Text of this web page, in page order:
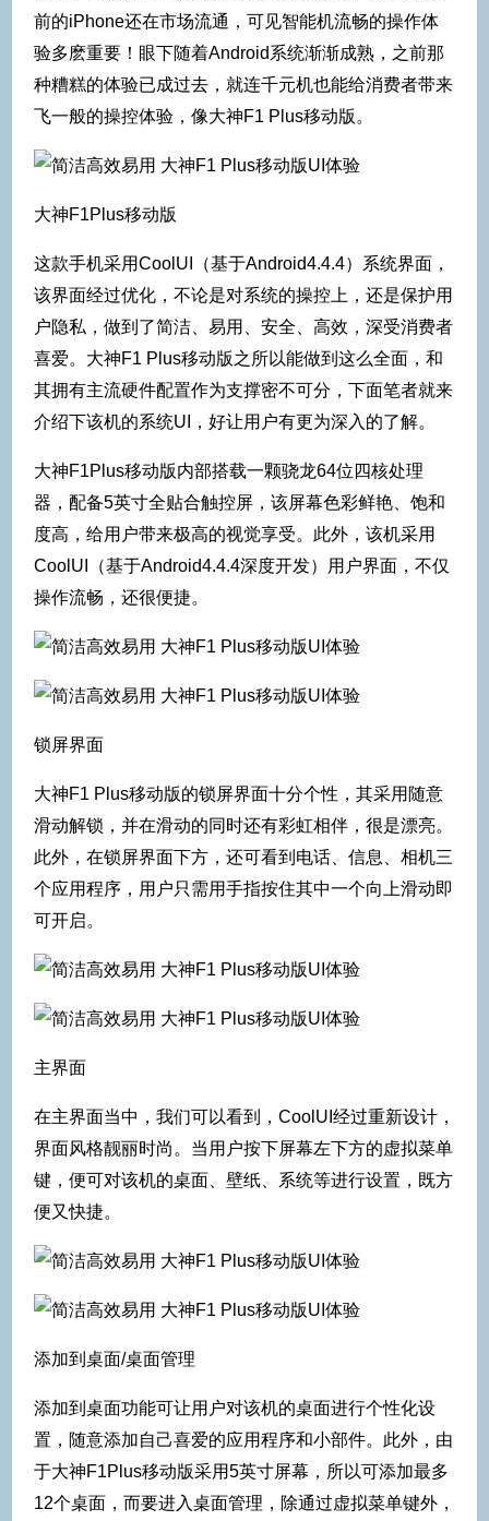
前的iPhone还在市场流通，可见智能机流畅的操作体
验多麽重要！眼下随着Android系统渐渐成熟，之前那
种糟糕的体验已成过去，就连千元机也能给消费者带来
飞一般的操控体验，像大神F1 Plus移动版。
大神F1Plus移动版
这款手机采用CoolUI（基于Android4.4.4）系统界面，
该界面经过优化，不论是对系统的操控上，还是保护用
户隐私，做到了简洁、易用、安全、高效，深受消费者
喜爱。大神F1 Plus移动版之所以能做到这么全面，和
其拥有主流硬件配置作为支撑密不可分，下面笔者就来
介绍下该机的系统UI，好让用户有更为深入的了解。
大神F1Plus移动版内部搭载一颗骁龙64位四核处理
器，配备5英寸全贴合触控屏，该屏幕色彩鲜艳、饱和
度高，给用户带来极高的视觉享受。此外，该机采用
CoolUI（基于Android4.4.4深度开发）用户界面，不仅
操作流畅，还很便捷。
锁屏界面
大神F1 Plus移动版的锁屏界面十分个性，其采用随意
滑动解锁，并在滑动的同时还有彩虹相伴，很是漂亮。
此外，在锁屏界面下方，还可看到电话、信息、相机三
个应用程序，用户只需用手指按住其中一个向上滑动即
可开启。
主界面
在主界面当中，我们可以看到，CoolUI经过重新设计，
界面风格靓丽时尚。当用户按下屏幕左下方的虚拟菜单
键，便可对该机的桌面、壁纸、系统等进行设置，既方
便又快捷。
添加到桌面/桌面管理
添加到桌面功能可让用户对该机的桌面进行个性化设
置，随意添加自己喜爱的应用程序和小部件。此外，由
于大神F1Plus移动版采用5英寸屏幕，所以可添加最多
12个桌面，而要进入桌面管理，除通过虚拟菜单键外，